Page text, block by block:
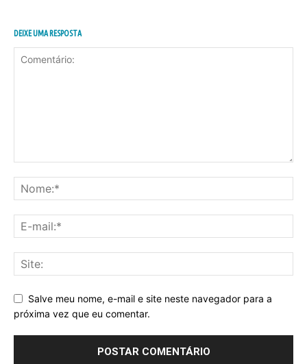
DEIXE UMA RESPOSTA
Salve meu nome, e-mail e site neste navegador para a
próxima vez que eu comentar.